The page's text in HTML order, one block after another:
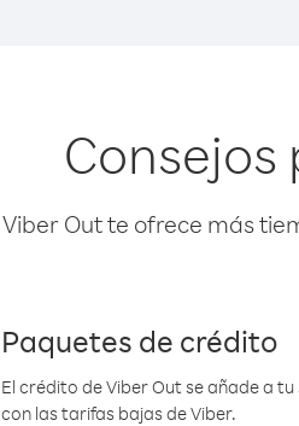
Viber Out te ofrece más
Paquetes de crédito
El crédito de Viber Out se añade a
con las tarifas bajas de Viber.